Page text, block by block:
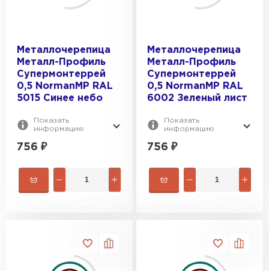
Металлочерепица
Металл-Профиль
Супермонтеррей
0,5 NormanMP RAL
5015 Синее небо
Показать
информацию
756 ₽
Металлочерепица
Металл-Профиль
Супермонтеррей
0,5 NormanMP RAL
6002 Зеленый лист
Показать
информацию
756 ₽